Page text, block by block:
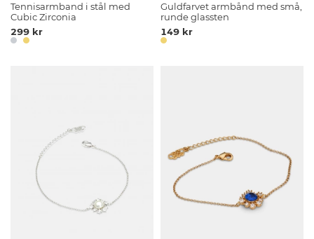
Tennisarmband i stål med
Cubic Zirconia
299 kr
Guldfarvet armbånd med små,
runde glassten
149 kr